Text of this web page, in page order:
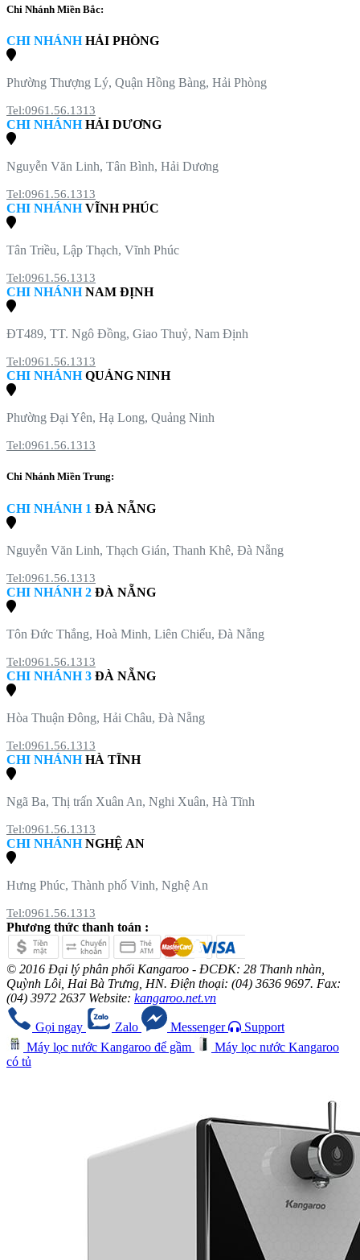
Chi Nhánh Miền Bắc:
CHI NHÁNHHẢI PHÒNG
Phường Thượng Lý, Quận Hồng Bàng, Hải Phòng
Tel:0961.56.1313
CHI NHÁNHHẢI DƯƠNG
Nguyễn Văn Linh, Tân Bình, Hải Dương
Tel:0961.56.1313
CHI NHÁNHVĨNH PHÚC
Tân Triều, Lập Thạch, Vĩnh Phúc
Tel:0961.56.1313
CHI NHÁNHNAM ĐỊNH
ĐT489, TT. Ngô Đồng, Giao Thuỷ, Nam Định
Tel:0961.56.1313
CHI NHÁNHQUẢNG NINH
Phường Đại Yên, Hạ Long, Quảng Ninh
Tel:0961.56.1313
Chi Nhánh Miền Trung:
CHI NHÁNH 1 ĐÀ NẴNG
Nguyễn Văn Linh, Thạch Gián, Thanh Khê, Đà Nẵng
Tel:0961.56.1313
CHI NHÁNH 2 ĐÀ NẴNG
Tôn Đức Thắng, Hoà Minh, Liên Chiểu, Đà Nẵng
Tel:0961.56.1313
CHI NHÁNH 3 ĐÀ NẴNG
Hòa Thuận Đông, Hải Châu, Đà Nẵng
Tel:0961.56.1313
CHI NHÁNHHÀ TĨNH
Ngã Ba, Thị trấn Xuân An, Nghi Xuân, Hà Tĩnh
Tel:0961.56.1313
CHI NHÁNHNGHỆ AN
Hưng Phúc, Thành phố Vinh, Nghệ An
Tel:0961.56.1313
Phương thức thanh toán :
© 2016 Đại lý phân phối Kangaroo - ĐCĐK: 28 Thanh nhàn,
Quỳnh Lôi, Hai Bà Trưng, HN. Điện thoại: (04) 3636 9697. Fax:
(04) 3972 2637 Website: kangaroo.net.vn
Gọi ngay Zalo Messenger
Support
Máy lọc nước Kangaroo để gầm
Máy lọc nước Kangaroo
có tủ